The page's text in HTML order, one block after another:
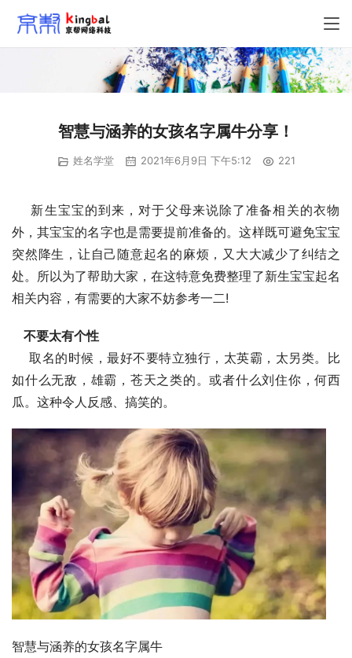
智慧与涵养的女孩名字属牛分享！
姓名学堂 2021年6月9日 下午5:12 221
外，其宝宝的名字也是需要提前准备的。这样既可避免宝宝
突然降生，让自己随意起名的麻烦，又大大减少了纠结之
处。所以为了帮助大家，在这特意免费整理了新生宝宝起名
相关内容，有需要的大家不妨参考一二!
不要太有个性
如什么无敌，雄霸，苍天之类的。或者什么刘住你，何西
瓜。这种令人反感、搞笑的。
智慧与涵养的女孩名字属牛